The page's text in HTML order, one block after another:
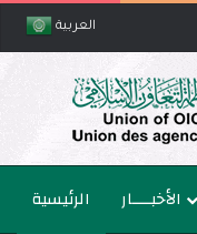
العربية
الرئيسية الأخبــــار